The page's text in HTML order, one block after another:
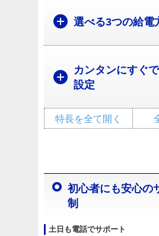
選べる3つの給電
カンタンにすぐ
設定
特長を全て開く
初心者にも安心の
制
土日も電話でサポート